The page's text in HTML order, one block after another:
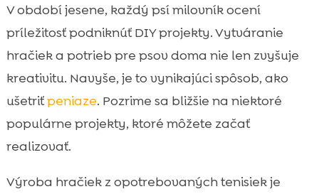
V období jesene, každý psí milovník ocení
príležitosť podniknúť DIY projekty. Vytváranie
hračiek a potrieb pre psov doma nie len zvyšuje
kreativitu. Navyše, je to vynikajúci spôsob, ako
ušetriťpeniaze. Pozrime sa bližšie na niektoré
populárne projekty, ktoré môžete začať
realizovať.
Výroba hračiek z opotrebovaných tenisiek je